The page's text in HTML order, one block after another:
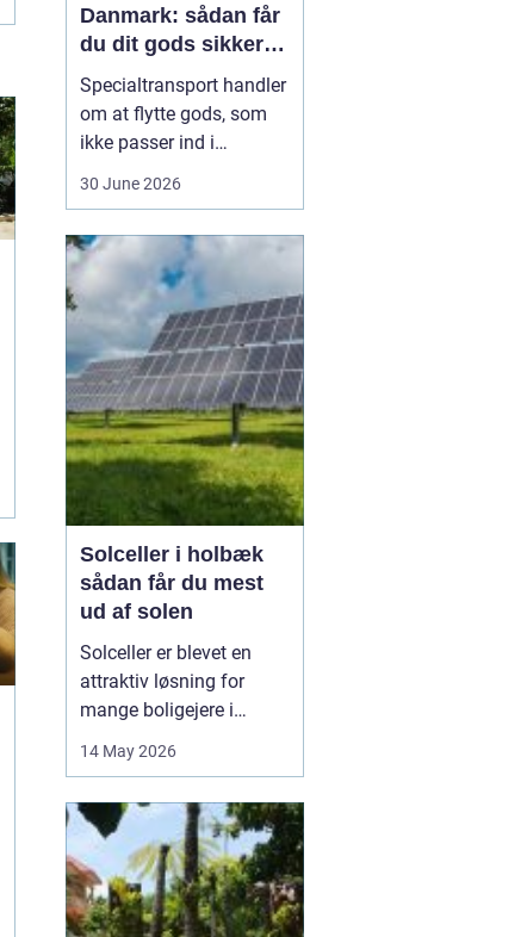
Danmark: sådan får
du dit gods sikkert
frem
Specialtransport handler
om at flytte gods, som
ikke passer ind i
for langt eller for tungt til
bare at kunne læsses på
en almindelig lastbil.
Når...
30 June 2026
Solceller i holbæk
sådan får du mest
ud af solen
Solceller er blevet en
attraktiv løsning for
mange boligejere i
ønsker at sænke
gøre noget godt for
klimaet. Med de stigende
energipriser og en øget
interesse for grøn
14 May 2026